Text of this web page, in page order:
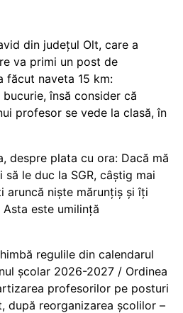
din județul Olt, care a
va primi un post de
făcut naveta 15 km:
însă consider că
profesor se vede la clasă, în
despre plata cu ora: Dacă mă
le duc la SGR, câștig mai
niște mărunțiș și îți
Asta este umilință
regulile din calendarul
școlar 2026-2027 / Ordinea
profesorilor pe posturi
după reorganizarea școlilor –